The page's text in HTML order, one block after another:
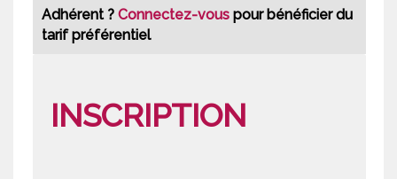
Adhérent ? Connectez-vous pour bénéficier du
tarif préférentiel
INSCRIPTION